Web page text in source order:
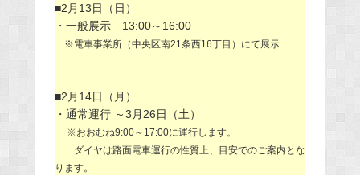
■2月13日（日）
・一般展示 13:00～16:00
※電車事業所（中央区南21条西16丁目）にて展示
■2月14日（月）
・通常運行 ～3月26日（土）
※おおむね9:00～17:00に運行します。
ダイヤは路面電車運行の性質上、目安でのご案内とな
ります。